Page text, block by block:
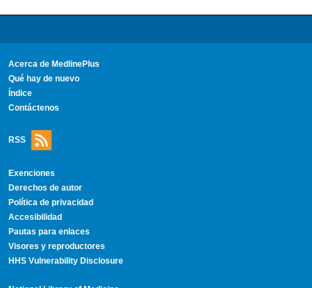
Acerca de MedlinePlus
Qué hay de nuevo
Índice
Contáctenos
RSS
Exenciones
Derechos de autor
Política de privacidad
Accesibilidad
Pautas para enlaces
Visores y reproductores
HHS Vulnerability Disclosure